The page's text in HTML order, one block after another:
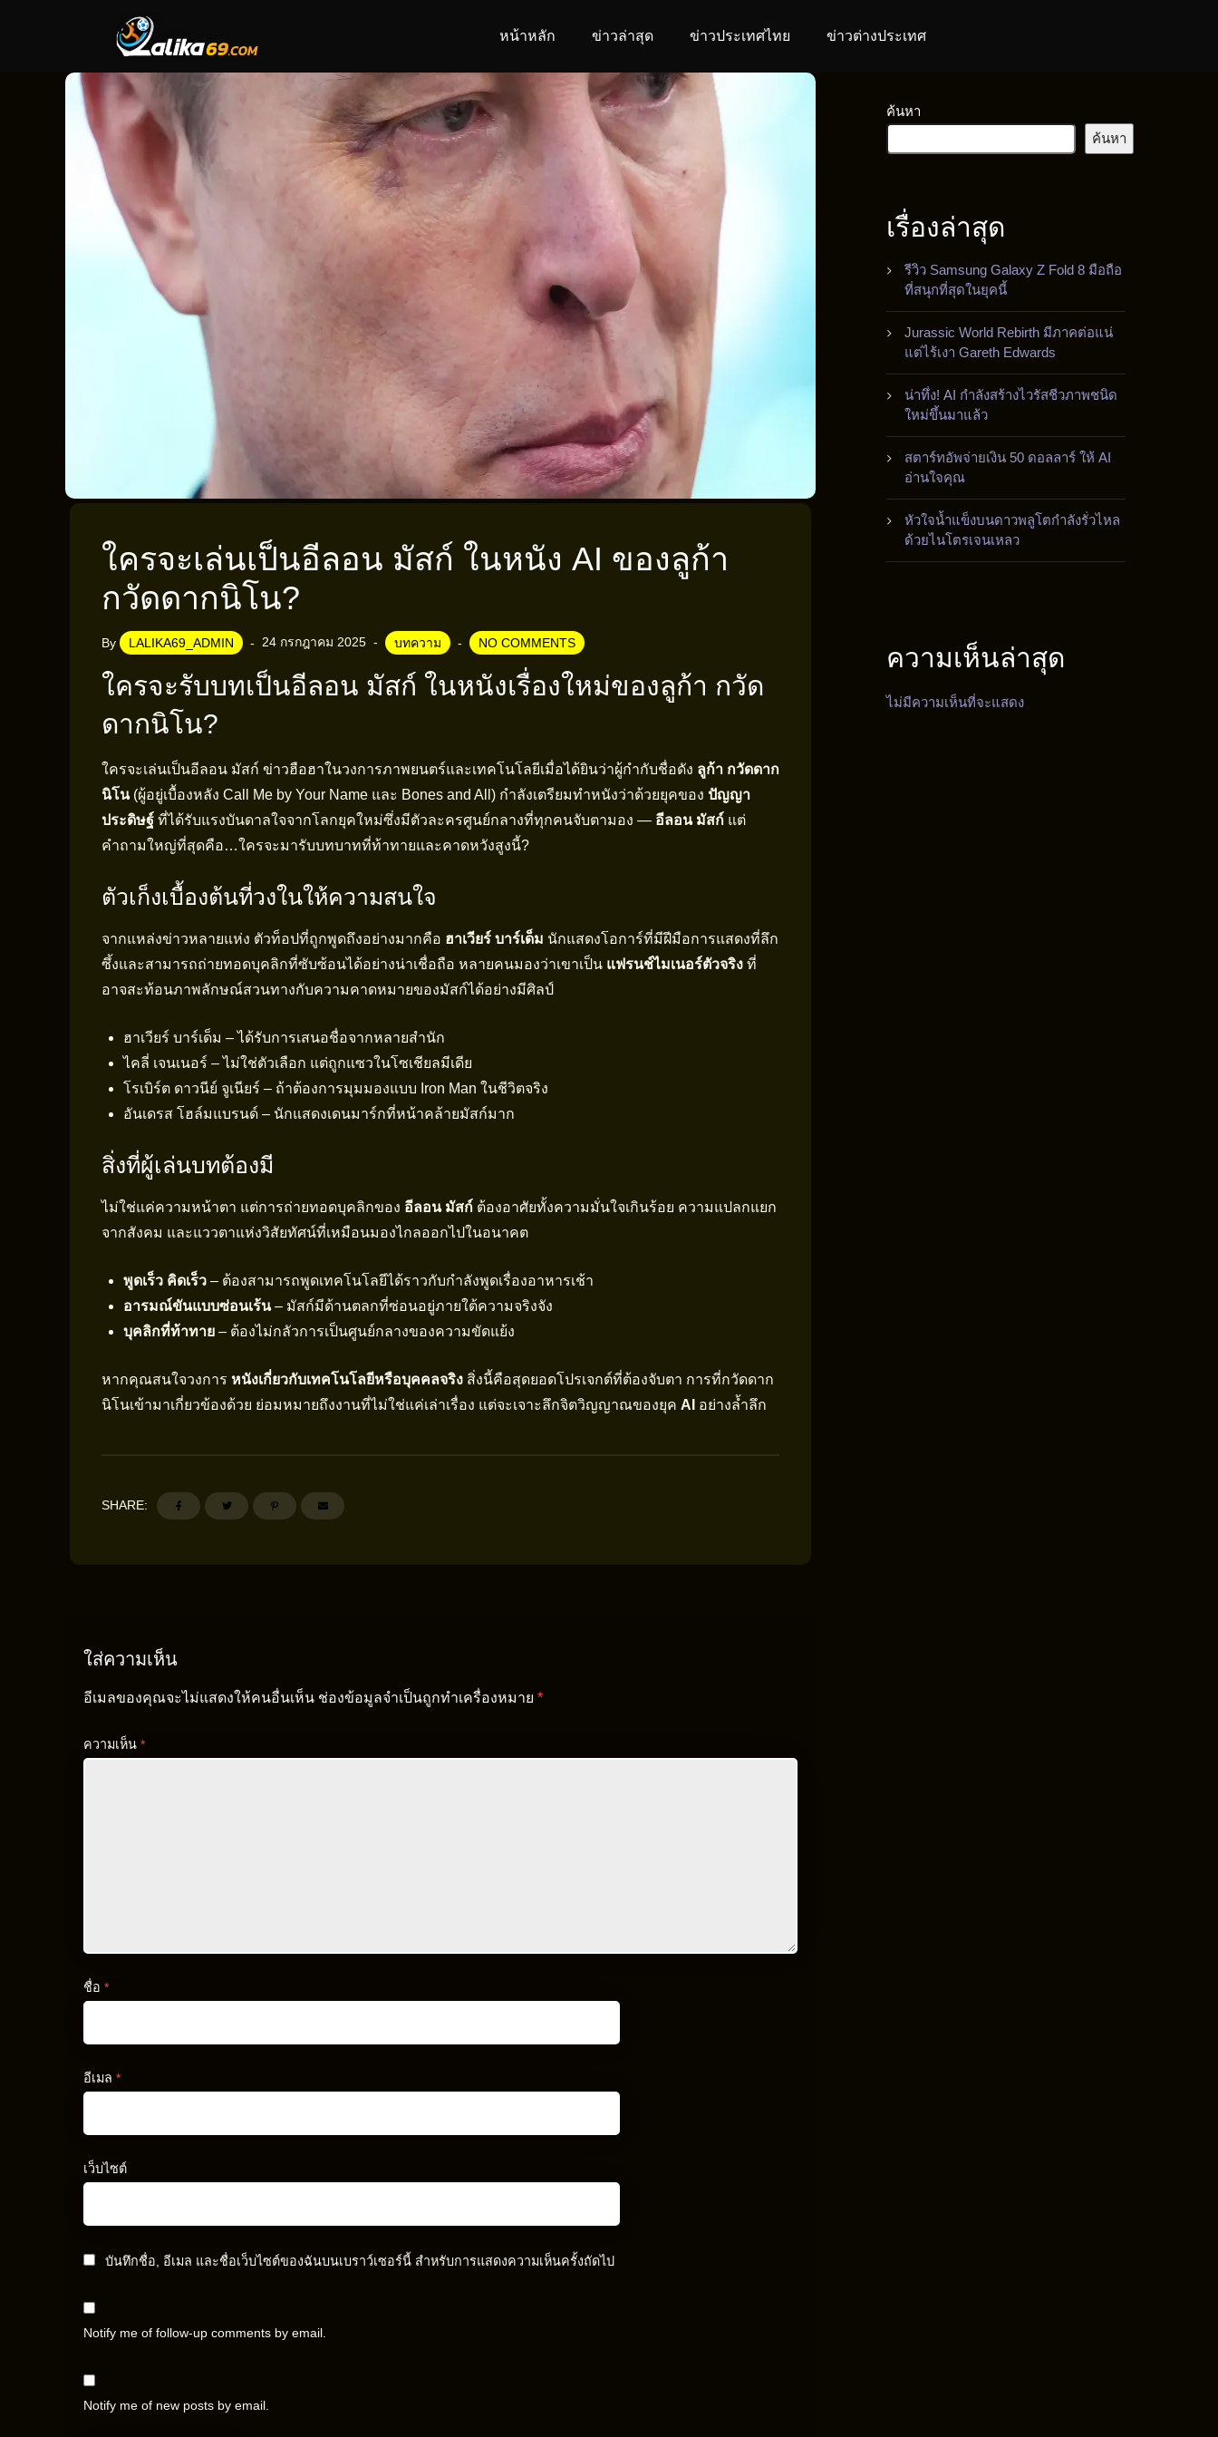
หน้าหลัก ข่าวล่าสุด ข่าวประเทศไทย ข่าวต่างประเทศ
ใครจะเล่นเป็นอีลอน มัสก์ ในหนัง AI ของลูก้า
กวัดดากนิโน?
By LALIKA69_ADMIN 24 กรกฎาคม 2025 บทความ NO COMMENTS
ใครจะรับบทเป็นอีลอน มัสก์ ในหนังเรื่องใหม่ของลูก้า กวัด
ดากนิโน?
ใครจะเล่นเป็นอีลอน มัสก์ ข่าวฮือฮาในวงการภาพยนตร์และเทคโนโลยีเมื่อได้ยินว่าผู้กำกับชื่อดัง ลูก้า กวัดดาก
นิโน(ผู้อยู่เบื้องหลัง Call Me by Your Name และ Bones and All) กำลังเตรียมทำหนังว่าด้วยยุคของ ปัญญา
ประดิษฐ์ ที่ได้รับแรงบันดาลใจจากโลกยุคใหม่ซึ่งมีตัวละครศูนย์กลางที่ทุกคนจับตามอง — อีลอน มัสก์ แต่
คำถามใหญ่ที่สุดคือ…ใครจะมารับบทบาทที่ท้าทายและคาดหวังสูงนี้?
ตัวเก็งเบื้องต้นที่วงในให้ความสนใจ
จากแหล่งข่าวหลายแห่ง ตัวท็อปที่ถูกพูดถึงอย่างมากคือ ฮาเวียร์ บาร์เด็ม นักแสดงโอการ์ที่มีฝีมือการแสดงที่ลึก
ซึ้งและสามารถถ่ายทอดบุคลิกที่ซับซ้อนได้อย่างน่าเชื่อถือ หลายคนมองว่าเขาเป็น แฟรนช์ไมเนอร์ตัวจริง ที่
อาจสะท้อนภาพลักษณ์สวนทางกับความคาดหมายของมัสก์ได้อย่างมีศิลป์
ฮาเวียร์ บาร์เด็ม – ได้รับการเสนอชื่อจากหลายสำนัก
ไคลี่ เจนเนอร์ – ไม่ใช่ตัวเลือก แต่ถูกแซวในโซเชียลมีเดีย
โรเบิร์ต ดาวนีย์ จูเนียร์ – ถ้าต้องการมุมมองแบบ Iron Man ในชีวิตจริง
อันเดรส โฮล์มแบรนด์ – นักแสดงเดนมาร์กที่หน้าคล้ายมัสก์มาก
สิ่งที่ผู้เล่นบทต้องมี
ไม่ใช่แค่ความหน้าตา แต่การถ่ายทอดบุคลิกของ อีลอน มัสก์ ต้องอาศัยทั้งความมั่นใจเกินร้อย ความแปลกแยก
จากสังคม และแววตาแห่งวิสัยทัศน์ที่เหมือนมองไกลออกไปในอนาคต
พูดเร็ว คิดเร็ว – ต้องสามารถพูดเทคโนโลยีได้ราวกับกำลังพูดเรื่องอาหารเช้า
อารมณ์ขันแบบซ่อนเร้น– มัสก์มีด้านตลกที่ซ่อนอยู่ภายใต้ความจริงจัง
บุคลิกที่ท้าทาย – ต้องไม่กลัวการเป็นศูนย์กลางของความขัดแย้ง
หากคุณสนใจวงการ หนังเกี่ยวกับเทคโนโลยีหรือบุคคลจริง สิ่งนี้คือสุดยอดโปรเจกต์ที่ต้องจับตา การที่กวัดดาก
นิโนเข้ามาเกี่ยวข้องด้วย ย่อมหมายถึงงานที่ไม่ใช่แค่เล่าเรื่อง แต่จะเจาะลึกจิตวิญญาณของยุค AI อย่างล้ำลึก
SHARE:
ใส่ความเห็น
อีเมลของคุณจะไม่แสดงให้คนอื่นเห็น ช่องข้อมูลจำเป็นถูกทำเครื่องหมาย *
ความเห็น *
ชื่อ *
อีเมล *
เว็บไซต์
บันทึกชื่อ, อีเมล และชื่อเว็บไซต์ของฉันบนเบราว์เซอร์นี้ สำหรับการแสดงความเห็นครั้งถัดไป
Notify me of follow-up comments by email.
Notify me of new posts by email.
ค้นหา
ค้นหา
เรื่องล่าสุด
รีวิว Samsung Galaxy Z Fold 8 มือถือ
ที่สนุกที่สุดในยุคนี้
Jurassic World Rebirth มีภาคต่อแน่
แต่ไร้เงา Gareth Edwards
น่าทึ่ง! AI กำลังสร้างไวรัสชีวภาพชนิด
ใหม่ขึ้นมาแล้ว
สตาร์ทอัพจ่ายเงิน 50 ดอลลาร์ ให้ AI
อ่านใจคุณ
หัวใจน้ำแข็งบนดาวพลูโตกำลังรั่วไหล
ด้วยไนโตรเจนเหลว
ความเห็นล่าสุด
ไม่มีความเห็นที่จะแสดง